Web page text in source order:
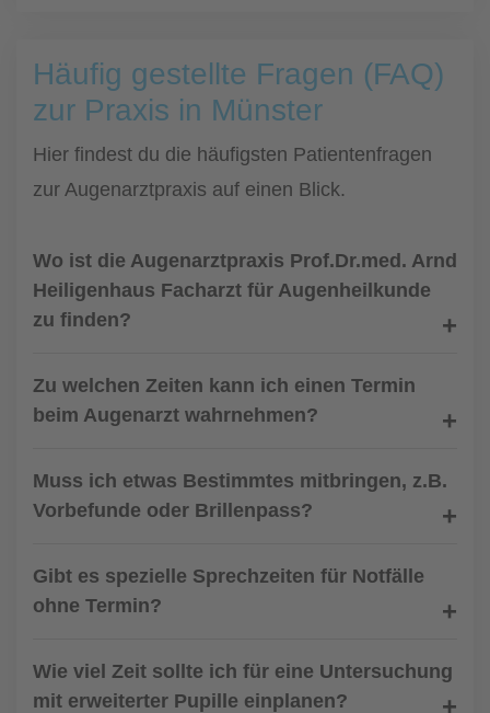
Häufig gestellte Fragen (FAQ)
zur Praxis in Münster
Hier findest du die häufigsten Patientenfragen
zur Augenarztpraxis auf einen Blick.
Wo ist die Augenarztpraxis Prof.Dr.med. Arnd
Heiligenhaus Facharzt für Augenheilkunde
zu finden?
Zu welchen Zeiten kann ich einen Termin
beim Augenarzt wahrnehmen?
Muss ich etwas Bestimmtes mitbringen, z.B.
Vorbefunde oder Brillenpass?
Gibt es spezielle Sprechzeiten für Notfälle
ohne Termin?
Wie viel Zeit sollte ich für eine Untersuchung
mit erweiterter Pupille einplanen?